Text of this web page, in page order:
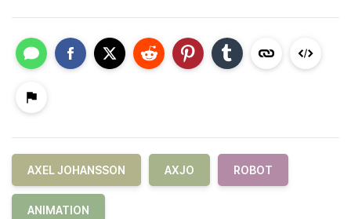
AXEL JOHANSSON AXJO ROBOT
ANIMATION